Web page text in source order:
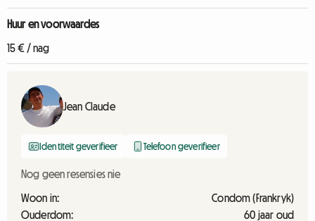
Huur en voorwaardes
15 € / nag
Jean Claude
Identiteit geverifieer Telefoon geverifieer
Nog geen resensies nie
Woon in:
Condom (Frankryk)
Ouderdom:
60 jaar oud